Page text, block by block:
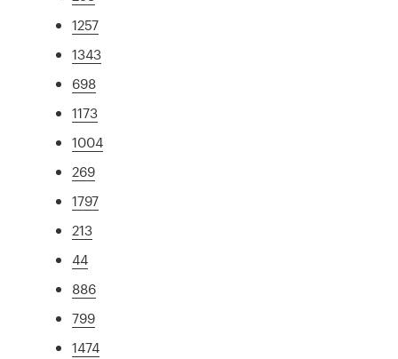
1257
1343
698
1173
1004
269
1797
213
44
886
799
1474